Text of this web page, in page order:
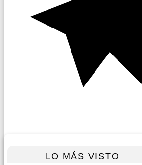
LO MÁS VISTO